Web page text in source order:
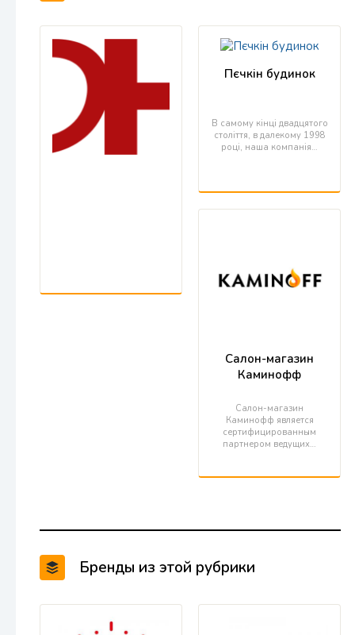
Пєчкін будинок
В самому кінці двадцятого
століття, в далекому 1998
році, наша компанія…
Салон-магазин
Каминофф
Салон-магазин
Каминофф является
сертифицированным
партнером ведущих…
Бренды из этой рубрики